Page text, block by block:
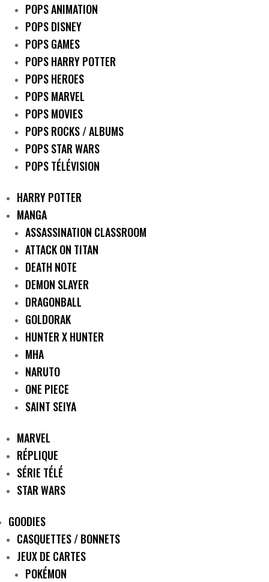
POPS ANIMATION
POPS DISNEY
POPS GAMES
POPS HARRY POTTER
POPS HEROES
POPS MARVEL
POPS MOVIES
POPS ROCKS / ALBUMS
POPS STAR WARS
POPS TÉLÉVISION
HARRY POTTER
MANGA
ASSASSINATION CLASSROOM
ATTACK ON TITAN
DEATH NOTE
DEMON SLAYER
DRAGONBALL
GOLDORAK
HUNTER X HUNTER
MHA
NARUTO
ONE PIECE
SAINT SEIYA
MARVEL
RÉPLIQUE
SÉRIE TÉLÉ
STAR WARS
GOODIES
CASQUETTES / BONNETS
JEUX DE CARTES
POKÉMON